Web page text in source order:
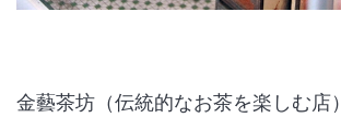
金藝茶坊（伝統的なお茶を楽しむ店）